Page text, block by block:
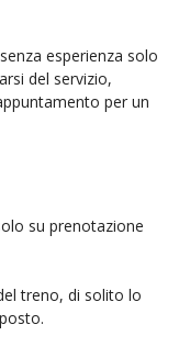
esperienza solo
del servizio,
per un
su prenotazione
treno, di solito lo